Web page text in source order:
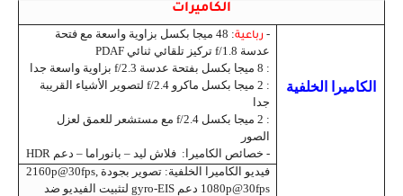
الكاميرات
الكاميرا الخلفية
- رباعية
: 48 ميجا بكسل بزاوية واسعة مع فتحة
عدسة f/1.8 تركيز تلقائي ثنائي PDAF
: 8 ميجا بكسل بفتحة عدسة f/2.3 بزاوية واسعة جدا
: 2 ميجا بكسل ماكرو f/2.4 لتصوير الأشياء القريبة
جدا
: 2 ميجا بكسل f/2.4 مع مستشعر للعمق لعزل
الصور
- خصائص الكاميرا: فلاش ليد – بانوراما – دعم HDR
فيديو الكاميرا الخلفية: تصوير بجودة 2160p@30fps,
1080p@30fps دعم gyro-EIS لتثبيت الفيديو ضد